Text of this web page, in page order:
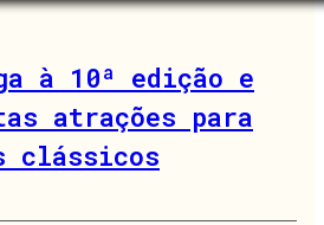
à 10ª edição e
atrações para
clássicos